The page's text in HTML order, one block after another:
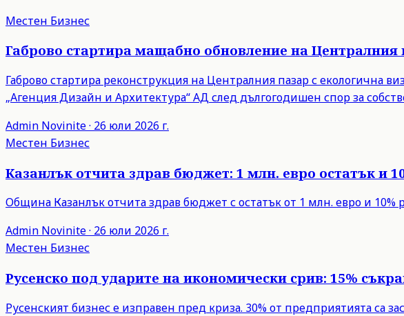
Местен Бизнес
Габрово стартира мащабно обновление на Централния
Габрово стартира реконструкция на Централния пазар с екологична
„Агенция Дизайн и Архитектура“ АД след дългогодишен спор за
Admin Novinite· 26 юли 2026 г.
Местен Бизнес
Казанлък отчита здрав бюджет: 1 млн. евро остатък и
Община Казанлък отчита здрав бюджет с остатък от 1 млн. евро и 10%
Admin Novinite· 26 юли 2026 г.
Местен Бизнес
Русенско под ударите на икономически срив: 15%
Русенският бизнес е изправен пред криза. 30% от предприятията са